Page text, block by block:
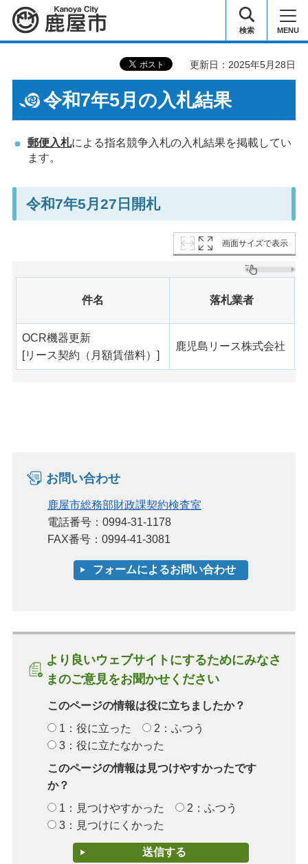
鹿屋市 検索 MENU
更新日：2025年5月28日
令和7年5月の入札結果
郵便入札による指名競争入札の入札結果を掲載してい
ます。
令和7年5月27日開札
画面サイズで表示
件名 落札業者
OCR機器更新
[リース契約（月額賃借料）]
鹿児島リース株式会社
お問い合わせ
鹿屋市総務部財政課契約検査室
電話番号：0994-31-1178
FAX番号：0994-41-3081
より良いウェブサイトにするためにみなさ
まのご意見をお聞かせください
このページの情報は役に立ちましたか？
1：役に立った
2：ふつう
3：役に立たなかった
このページの情報は見つけやすかったです
か？
1：見つけやすかった
2：ふつう
3：見つけにくかった